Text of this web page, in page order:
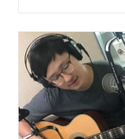
問，請先去面壁十分
了這麼久的基礎發聲
步？"